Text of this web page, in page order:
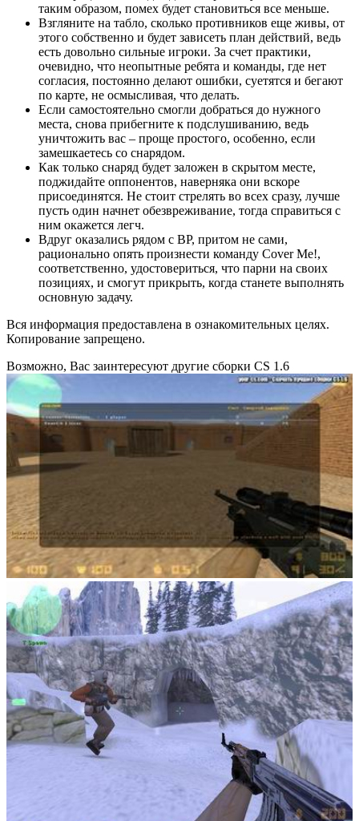
таким образом, помех будет становиться все меньше.
Взгляните на табло, сколько противников еще живы, от
этого собственно и будет зависеть план действий, ведь
есть довольно сильные игроки. За счет практики,
очевидно, что неопытные ребята и команды, где нет
согласия, постоянно делают ошибки, суетятся и бегают
по карте, не осмысливая, что делать.
Если самостоятельно смогли добраться до нужного
места, снова прибегните к подслушиванию, ведь
уничтожить вас – проще простого, особенно, если
замешкаетесь со снарядом.
Как только снаряд будет заложен в скрытом месте,
поджидайте оппонентов, наверняка они вскоре
присоединятся. Не стоит стрелять во всех сразу, лучше
пусть один начнет обезвреживание, тогда справиться с
ним окажется легч.
Вдруг оказались рядом с ВР, притом не сами,
рационально опять произнести команду Cover Me!,
соответственно, удостовериться, что парни на своих
позициях, и смогут прикрыть, когда станете выполнять
основную задачу.
Вся информация предоставлена в ознакомительных целях.
Копирование запрещено.
Возможно, Вас заинтересуют другие сборки CS 1.6